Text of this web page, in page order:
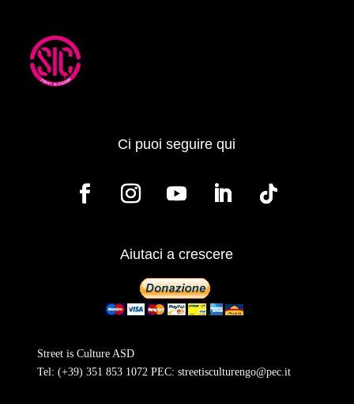
Ci puoi seguire qui
Aiutaci a crescere
Street is Culture ASD
Tel:(+39) 351 853 1072PEC:streetisculturengo@pec.it